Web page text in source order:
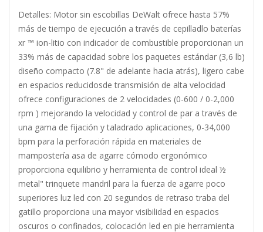
Detalles: Motor sin escobillas DeWalt ofrece hasta 57%
más de tiempo de ejecución a través de cepilladlo baterías
xr ™ ion-litio con indicador de combustible proporcionan un
33% más de capacidad sobre los paquetes estándar (3,6 lb)
diseño compacto (7.8" de adelante hacia atrás), ligero cabe
en espacios reducidosde transmisión de alta velocidad
ofrece configuraciones de 2 velocidades (0-600 / 0-2,000
rpm ) mejorando la velocidad y control de par a través de
una gama de fijación y taladrado aplicaciones, 0-34,000
bpm para la perforación rápida en materiales de
mampostería asa de agarre cómodo ergonómico
proporciona equilibrio y herramienta de control ideal ½
metal" trinquete mandril para la fuerza de agarre poco
superiores luz led con 20 segundos de retraso traba del
gatillo proporciona una mayor visibilidad en espacios
oscuros o confinados, colocación led en pie herramienta